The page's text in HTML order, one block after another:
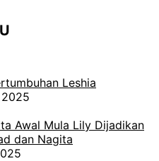
Leshia
2025
Awal Mula Lily Dijadikan
dan Nagita